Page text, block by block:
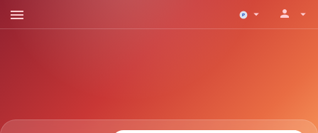
menu arrow_drop_down person arrow_drop_down